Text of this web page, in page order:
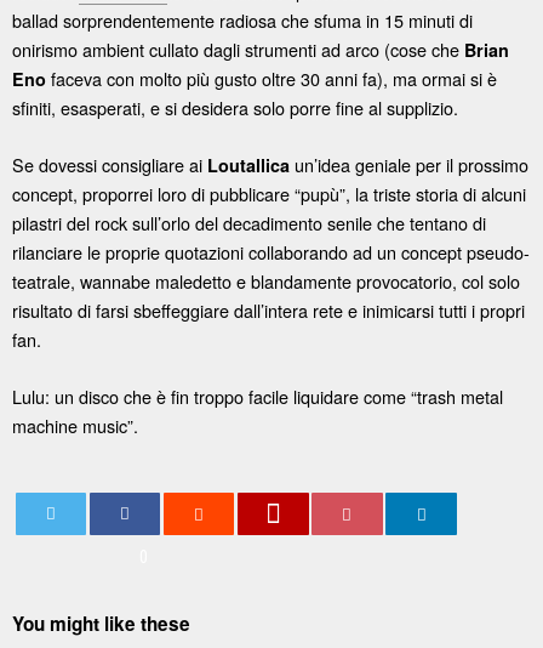
ballad sorprendentemente radiosa che sfuma in 15 minuti di
onirismo ambient cullato dagli strumenti ad arco (cose che Brian
Eno faceva con molto più gusto oltre 30 anni fa), ma ormai si è
sfiniti, esasperati, e si desidera solo porre fine al supplizio.
Se dovessi consigliare ai Loutallica un’idea geniale per il prossimo
concept, proporrei loro di pubblicare “pupù”, la triste storia di alcuni
pilastri del rock sull’orlo del decadimento senile che tentano di
rilanciare le proprie quotazioni collaborando ad un concept pseudo-
teatrale, wannabe maledetto e blandamente provocatorio, col solo
risultato di farsi sbeffeggiare dall’intera rete e inimicarsi tutti i propri
fan.
Lulu: un disco che è fin troppo facile liquidare come “trash metal
machine music”.
You might like these